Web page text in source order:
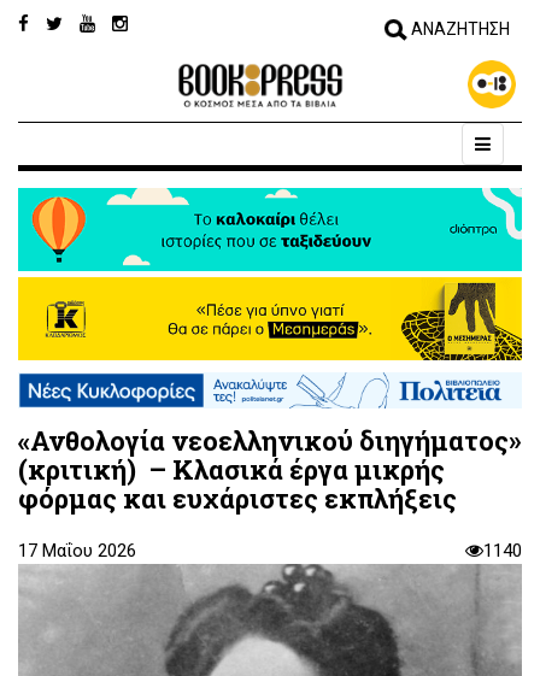
«Ανθολογία νεοελληνικού διηγήματος»
(κριτική) – Κλασικά έργα μικρής
φόρμας και ευχάριστες εκπλήξεις
17 Μαΐου 2026 1140